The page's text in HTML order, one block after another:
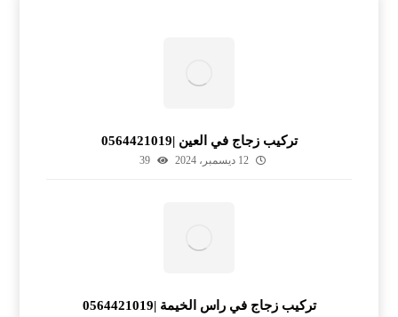
تركيب زجاج في العين |0564421019
12 ديسمبر، 2024 39
تركيب زجاج في راس الخيمة |0564421019